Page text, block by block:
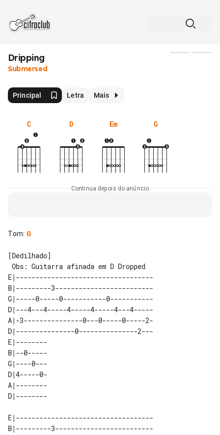
Dripping
Submersed
Principal Letra Mais
C D Em G
Continua depois do anúncio
Tom: G
[Dedilhado]
E|-----------------------------------
B|---------3-------------------------
G|-----0-----0-----------0-----------
D|---4---4-----4-----4-----4---4-----
A|-3---------------0---0-----0-----2-
D|---------------0---------------2---
E|--------
B|--0-----
G|----0---
D|4-----0-
A|--------
E|-----------------------------------
B|---------3-------------------------